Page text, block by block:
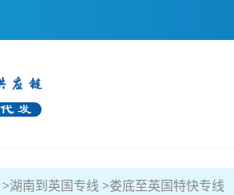
湖南到英国专线 娄底至英国特快专线